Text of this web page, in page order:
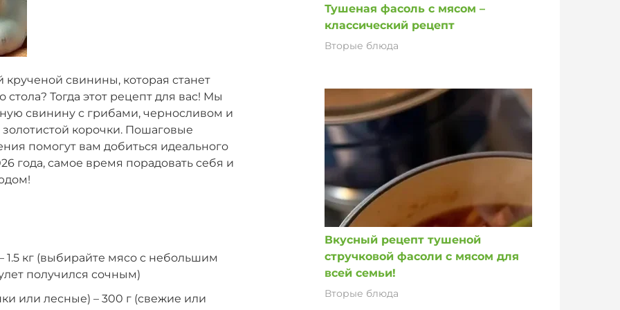
свинины, которая станет
Тогда этот рецепт для вас! Мы
свинину с грибами, черносливом и
корочки. Пошаговые
помогут вам добиться идеального
года, самое время порадовать себя и
1.5 кг (выбирайте мясо с небольшим
получился сочным)
или лесные) – 300 г (свежие или
Тушеная фасоль с мясом –
классический рецепт
Вторые блюда
Вкусный рецепт тушеной
стручковой фасоли с мясом для
всей семьи!
Вторые блюда